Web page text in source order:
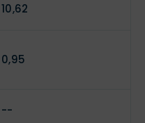
10,62
0,95
--